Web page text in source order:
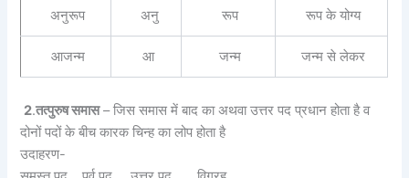
अनुरूप अनु रूप रूप के योग्य
आजन्म आ जन्म जन्म से लेकर
2.तत्पुरुष समास– जिस समास में बाद का अथवा उत्तर पद प्रधान होता है व
दोनों पदों के बीच कारक चिन्ह का लोप होता है
उदाहरण-